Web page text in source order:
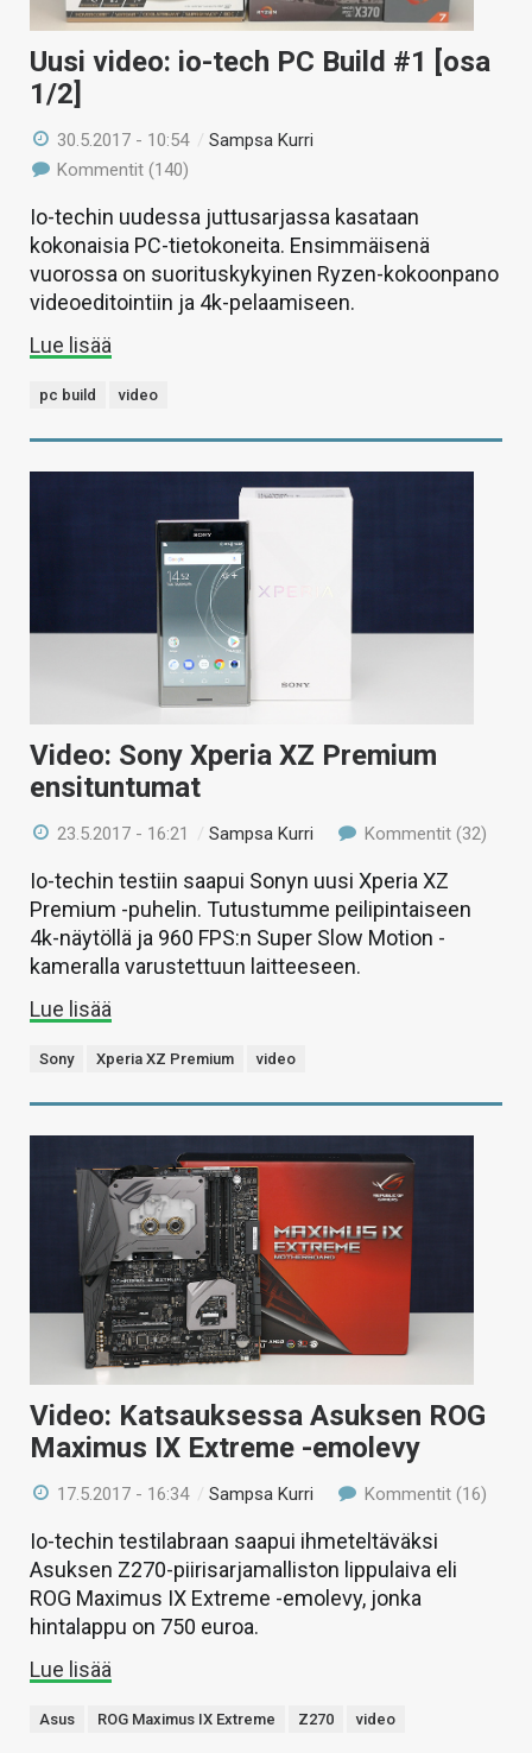
Uusi video: io-tech PC Build #1 [osa
1/2]
30.5.2017 - 10:54 /Sampsa Kurri
Kommentit (140)
Io-techin uudessa juttusarjassa kasataan
kokonaisia PC-tietokoneita. Ensimmäisenä
vuorossa on suorituskykyinen Ryzen-kokoonpano
videoeditointiin ja 4k-pelaamiseen.
Lue lisää
pc build video
Video: Sony Xperia XZ Premium
ensituntumat
23.5.2017 - 16:21 /Sampsa Kurri Kommentit (32)
Io-techin testiin saapui Sonyn uusi Xperia XZ
Premium -puhelin. Tutustumme peilipintaiseen
4k-näytöllä ja 960 FPS:n Super Slow Motion -
kameralla varustettuun laitteeseen.
Lue lisää
Sony Xperia XZ Premium video
Video: Katsauksessa Asuksen ROG
Maximus IX Extreme -emolevy
17.5.2017 - 16:34 /Sampsa Kurri Kommentit (16)
Io-techin testilabraan saapui ihmeteltäväksi
Asuksen Z270-piirisarjamalliston lippulaiva eli
ROG Maximus IX Extreme -emolevy, jonka
hintalappu on 750 euroa.
Lue lisää
Asus ROG Maximus IX Extreme Z270 video